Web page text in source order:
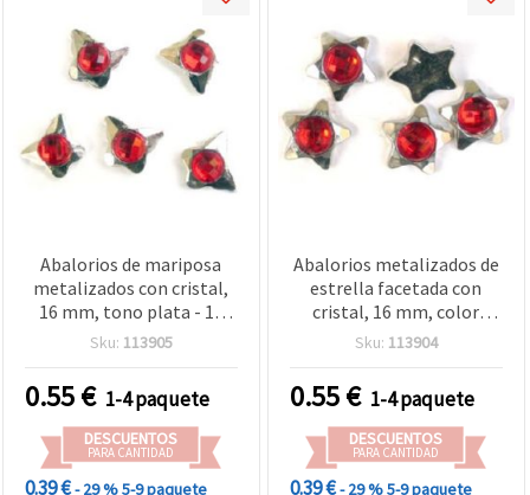
Abalorios de mariposa
metalizados con cristal,
16 mm, tono plata - 10
unidades
Sku: 113905
0.55€ 1-4 paquete
DESCUENTOS
PARA CANTIDAD
0.39 €- 29 %5-9 paquete
Abalorios metalizados de
estrella facetada con
cristal, 16 mm, color
plata - 10 unidades
Sku: 113904
0.55€ 1-4 paquete
DESCUENTOS
PARA CANTIDAD
0.39 €- 29 %5-9 paquete